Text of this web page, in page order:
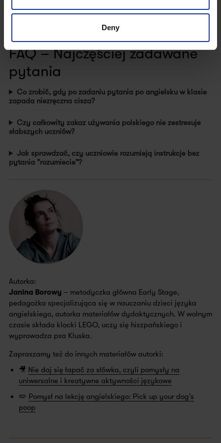
Deny
ścieżki (autostrady!) innych sposobów!
FAQ – Najczęściej zadawane
pytania
Co zrobić, gdy po zadaniu pytania po angielsku w klasie
zapada niezręczna cisza?
Czy całkowity zakaz używania polskiego nie zestresuje
słabszych uczniów?
Jak sprawdzać, czy uczniowie rozumieją instrukcje bez
pytania "rozumiecie"?
Autorka:
Janina Borowy – metodyczka główna Early Stage,
pedagożka specjalizująca się w nauczaniu dzieci języka
angielskiego, autorka materiałów dydaktycznych. W wolnym
czasie składa klocki LEGO, uczy się hiszpańskiego i
wyprowadza psa Kluska.
Zapraszamy też do innych materiałów autorki:
🎥 Nie daj się łapać za słówka, czyli pomysły na
uniwersalne i kreatywne aktywności językowe
✏️ Pomysł na lekcję angielskiego: Pick up your dog’s
poop